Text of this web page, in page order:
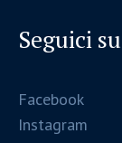
Seguici su
Facebook
Instagram